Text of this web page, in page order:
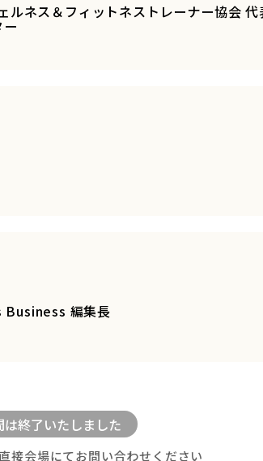
ルネス＆フィットネストレーナー協会
Business 編集長
接会場にてお問い合わせください